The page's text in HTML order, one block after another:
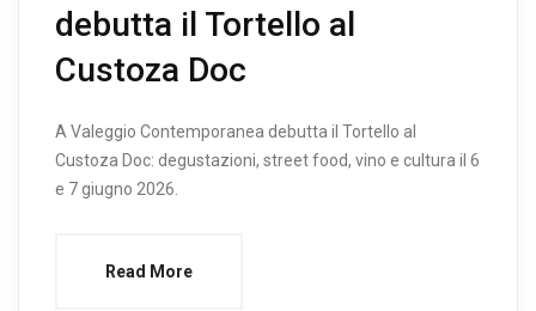
debutta il Tortello al
Custoza Doc
A Valeggio Contemporanea debutta il Tortello al
Custoza Doc: degustazioni, street food, vino e cultura il 6
e 7 giugno 2026.
Read More